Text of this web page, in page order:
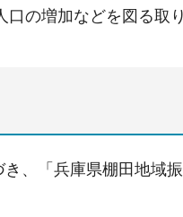
の増加などを図る取
、「兵庫県棚田地域